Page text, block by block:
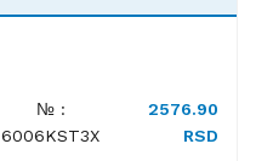
№ :
6006KST3X
2576.90
RSD